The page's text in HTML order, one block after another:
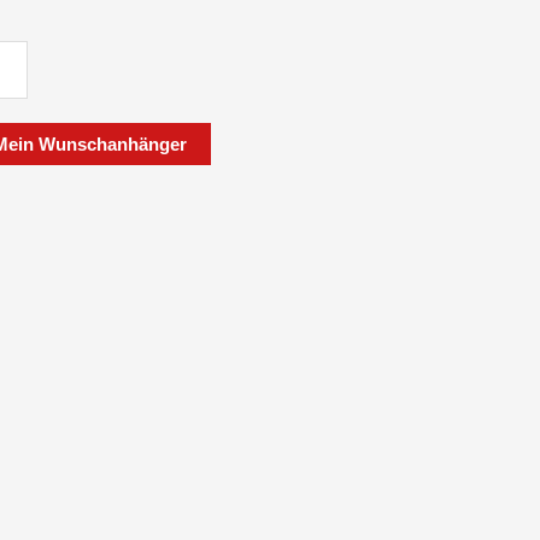
Wunschanhänger